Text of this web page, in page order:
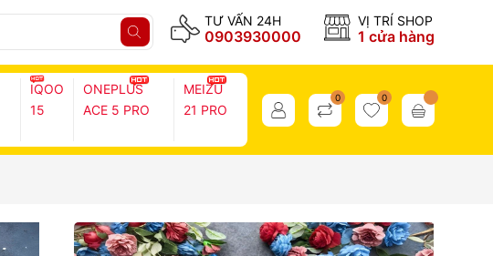
TƯ VẤN 24H
0903930000
VỊ TRÍ SHOP
1 cửa hàng
IQOO
15
ONEPLUS
ACE 5 PRO
MEIZU
21 PRO
0 0